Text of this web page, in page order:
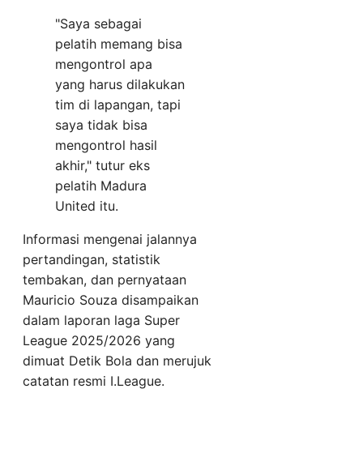
"Saya sebagai
pelatih memang bisa
mengontrol apa
yang harus dilakukan
tim di lapangan, tapi
saya tidak bisa
mengontrol hasil
akhir," tutur eks
pelatih Madura
United itu.
Informasi mengenai jalannya
pertandingan, statistik
tembakan, dan pernyataan
Mauricio Souza disampaikan
dalam laporan laga Super
League 2025/2026 yang
dimuat Detik Bola dan merujuk
catatan resmi I.League.